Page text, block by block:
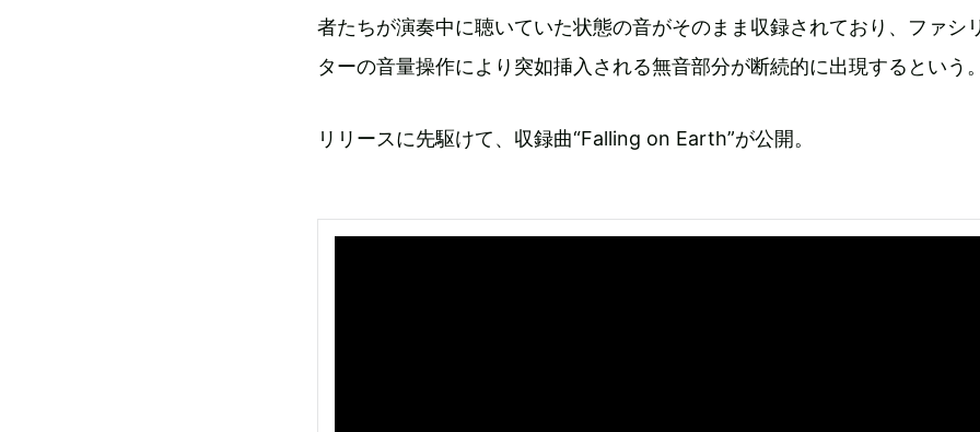
者たちが演奏中に聴いていた状態の音がそのまま収録されており、ファシ
ターの音量操作により突如挿入される無音部分が断続的に出現するという。
リリースに先駆けて、収録曲“Falling on Earth”が公開。